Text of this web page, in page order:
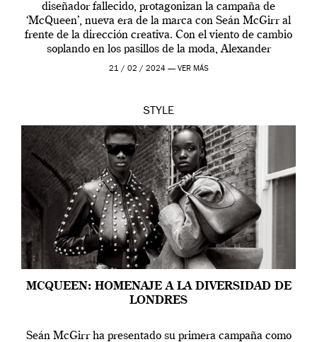
diseñador fallecido, protagonizan la campaña de
‘McQueen’, nueva era de la marca con Seán McGirr al
frente de la dirección creativa. Con el viento de cambio
soplando en los pasillos de la moda, Alexander
McQueen se prepara para una […]
21 / 02 / 2024 — VER MÁS
STYLE
MCQUEEN: HOMENAJE A LA DIVERSIDAD DE
LONDRES
Seán McGirr ha presentado su primera campaña como